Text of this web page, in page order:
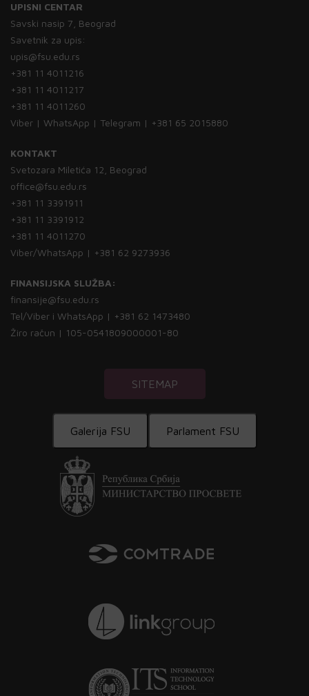
UPISNI CENTAR
Savski nasip 7, Beograd
Savetnik za upis:
upis@fsu.edu.rs
+381 11 4011216
+381 11 4011217
+381 11 4011260
Viber | WhatsApp | Telegram | +381 65 2015880
KONTAKT
Svetozara Miletića 12, Beograd
office@fsu.edu.rs
+381 11 3391911
+381 11 3391912
+381 11 4011270
Viber/WhatsApp | +381 62 9273936
FINANSIJSKA SLUŽBA:
finansije@fsu.edu.rs
Tel/Viber i WhatsApp | +381 62 1473480
Žiro račun | 105-0541809000001-80
SITEMAP
Galerija FSU Parlament FSU